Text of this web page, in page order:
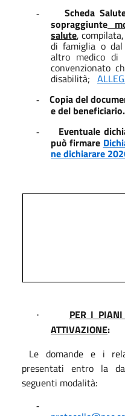
- Scheda
sopraggiunte
salute,
di famiglia o
altro medico di
convenzionato
disabilità;
- Copia del
e del beneficiario.
- Eventuale
può firmare
ne dichiarare
·
PER I PIANI
ATTIVAZIONE:
Le domande e i
presentati entro la
seguenti modalità:
-